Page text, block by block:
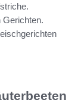
Gerichten.